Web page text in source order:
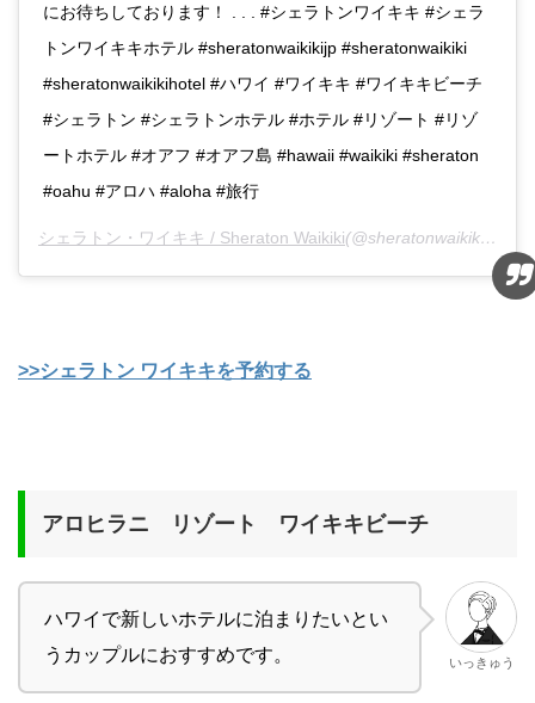
にお待ちしております！ . . . #シェラトンワイキキ #シェラ
トンワイキキホテル #sheratonwaikikijp #sheratonwaikiki
#sheratonwaikikihotel #ハワイ #ワイキキ #ワイキキビーチ
#シェラトン #シェラトンホテル #ホテル #リゾート #リゾ
ートホテル #オアフ #オアフ島 #hawaii #waikiki #sheraton
#oahu #アロハ #aloha #旅行
シェラトン・ワイキキ / Sheraton Waikiki(@sheratonwaikikijp)がシェアした投稿 -
>>シェラトン ワイキキを予約する
アロヒラニ リゾート ワイキキビーチ
ハワイで新しいホテルに泊まりたいとい
うカップルにおすすめです。
いっきゅう